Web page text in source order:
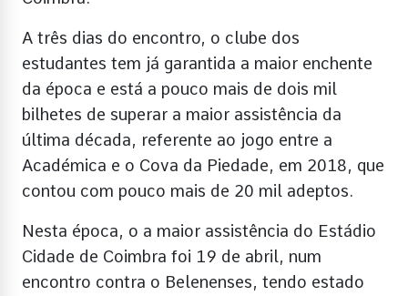
A três dias do encontro, o clube dos
estudantes tem já garantida a maior enchente
da época e está a pouco mais de dois mil
bilhetes de superar a maior assistência da
última década, referente ao jogo entre a
Académica e o Cova da Piedade, em 2018, que
contou com pouco mais de 20 mil adeptos.
Nesta época, o a maior assistência do Estádio
Cidade de Coimbra foi 19 de abril, num
encontro contra o Belenenses, tendo estado